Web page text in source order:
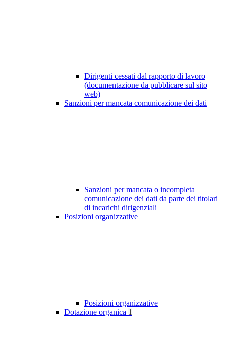
Dirigenti cessati dal rapporto di lavoro
(documentazione da pubblicare sul sito
web)
Sanzioni per mancata comunicazione dei dati
Sanzioni per mancata o incompleta
comunicazione dei dati da parte dei titolari
di incarichi dirigenziali
Posizioni organizzative
Posizioni organizzative
Dotazione organica 1